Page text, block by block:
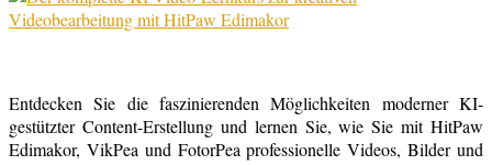
Entdecken Sie die faszinierenden Möglichkeiten moderner KI-
gestützter Content-Erstellung und lernen Sie, wie Sie mit HitPaw
Edimakor, VikPea und FotorPea professionelle Videos, Bilder und